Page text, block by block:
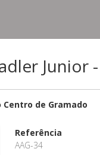
Junior
de Gramado
Referência
AAG-34